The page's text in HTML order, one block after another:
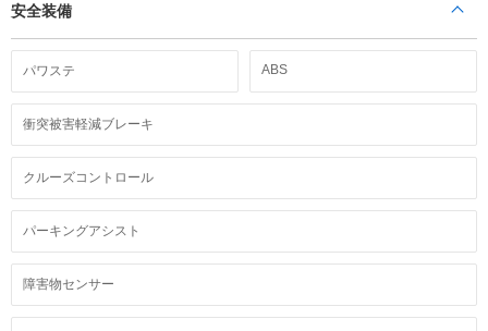
安全装備
パワステ ABS
衝突被害軽減ブレーキ
クルーズコントロール
パーキングアシスト
障害物センサー